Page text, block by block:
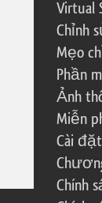
Virtual
Chỉnh
Mẹo
Phần
Ảnh
Miễn
Cài
Chính